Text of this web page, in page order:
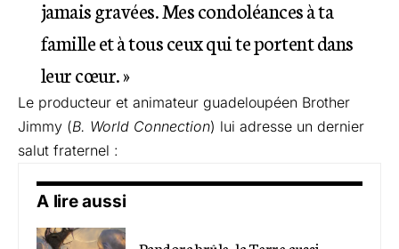
jamais gravées. Mes condoléances à ta
famille et à tous ceux qui te portent dans
leur cœur. »
Le producteur et animateur guadeloupéen Brother
Jimmy (B. World Connection) lui adresse un dernier
salut fraternel :
A lire aussi